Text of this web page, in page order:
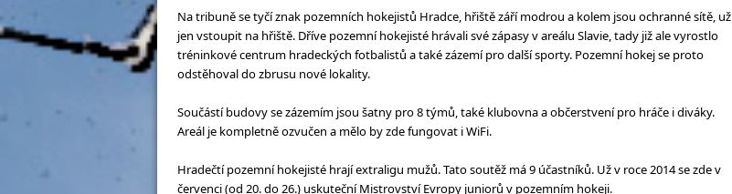
Na tribuně se tyčí znak pozemních hokejistů Hradce, hřiště září modrou a kolem jsou ochranné sítě, už
jen vstoupit na hřiště. Dříve pozemní hokejisté hrávali své zápasy v areálu Slavie, tady již ale vyrostlo
tréninkové centrum hradeckých fotbalistů a také zázemí pro další sporty. Pozemní hokej se proto
odstěhoval do zbrusu nové lokality.
Součástí budovy se zázemím jsou šatny pro 8 týmů, také klubovna a občerstvení pro hráče i diváky.
Areál je kompletně ozvučen a mělo by zde fungovat i WiFi.
Hradečtí pozemní hokejisté hrají extraligu mužů. Tato soutěž má 9 účastníků. Už v roce 2014 se zde v
červenci (od 20. do 26.) uskuteční Mistrovství Evropy juniorů v pozemním hokeji.